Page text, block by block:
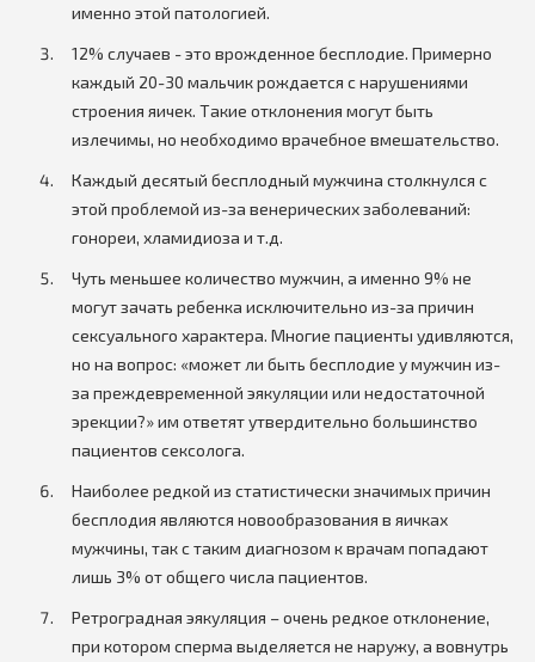
именно этой патологией.
12% случаев - это врожденное бесплодие. Примерно
каждый 20-30 мальчик рождается с нарушениями
строения яичек. Такие отклонения могут быть
излечимы, но необходимо врачебное вмешательство.
Каждый десятый бесплодный мужчина столкнулся с
этой проблемой из-за венерических заболеваний:
гонореи, хламидиоза и т.д.
Чуть меньшее количество мужчин, а именно 9% не
могут зачать ребенка исключительно из-за причин
сексуального характера. Многие пациенты удивляются,
но на вопрос: «может ли быть бесплодие у мужчин из-
за преждевременной эякуляции или недостаточной
эрекции?» им ответят утвердительно большинство
пациентов сексолога.
Наиболее редкой из статистически значимых причин
бесплодия являются новообразования в яичках
мужчины, так с таким диагнозом к врачам попадают
лишь 3% от общего числа пациентов.
Ретроградная эякуляция – очень редкое отклонение,
при котором сперма выделяется не наружу, а вовнутрь